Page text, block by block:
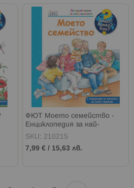
ФЮТ Моето семейство -
Енциклопедия за най-
малките
SKU: 210215
7,99 € / 15,63 лв.
Страница
Напред